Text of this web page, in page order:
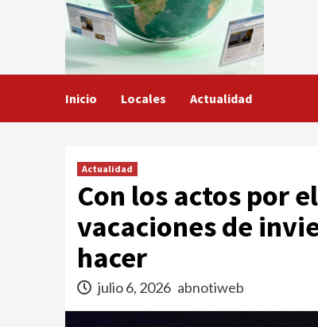
Inicio Locales Actualidad
Actualidad
Con los actos por
vacaciones de
hacer
julio 6, 2026 abnotiweb